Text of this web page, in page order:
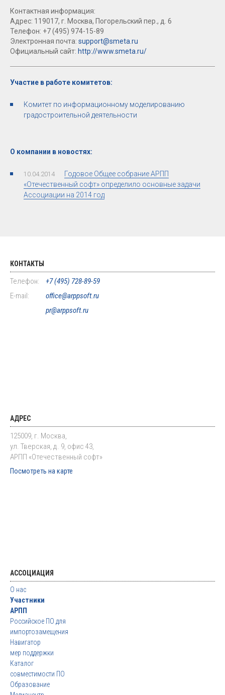
Контактная информация:
Адрес: 119017, г. Москва, Погорельский пер., д. 6
Телефон: +7 (495) 974-15-89
Электронная почта: support@smeta.ru
Официальный сайт: http://www.smeta.ru/
Участие в работе комитетов:
Комитет по информационному моделированию
градостроительной деятельности
О компании в новостях:
10.04.2014
Годовое Общее собрание АРПП
«Отечественный софт» определило основные задачи
Ассоциации на 2014 год
КОНТАКТЫ
Телефон:
+7 (495) 728-89-59
E-mail:
office@arppsoft.ru
pr@arppsoft.ru
АДРЕС
125009, г. Москва,
ул. Тверская, д. 9, офис 43,
АРПП «Отечественный софт»
Посмотреть на карте
АССОЦИАЦИЯ
О нас
Участники
АРПП
Российское ПО для
импортозамещения
Навигатор
мер поддержки
Каталог
совместимости ПО
Образование